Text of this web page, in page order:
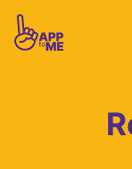
Zum Hauptinhalt